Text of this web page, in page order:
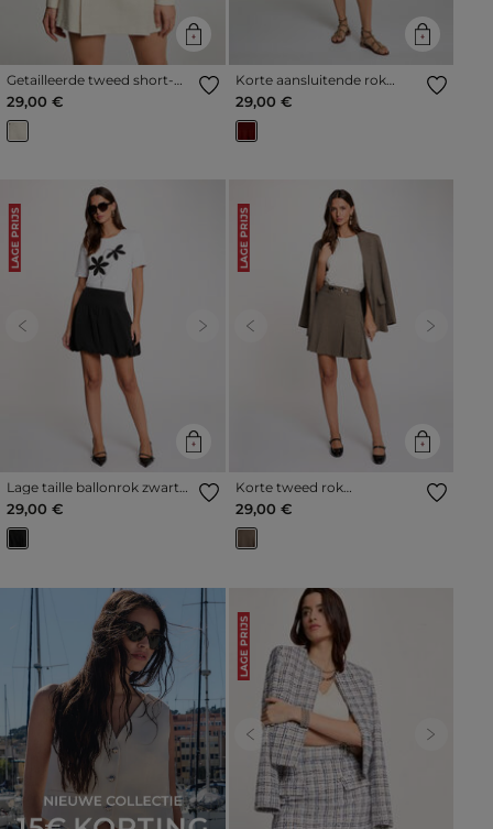
Getailleerde tweed short-
rok zand vrouw
29,00 €
Korte aansluitende rok
cognacbruin vrouw
29,00 €
LAGE PRIJS
Previous Next
Lage taille ballonrok zwart
vrouw
29,00 €
LAGE PRIJS
Previous Next
Korte tweed rok
meerkleurig vrouw
29,00 €
LAGE PRIJS
Previous Next